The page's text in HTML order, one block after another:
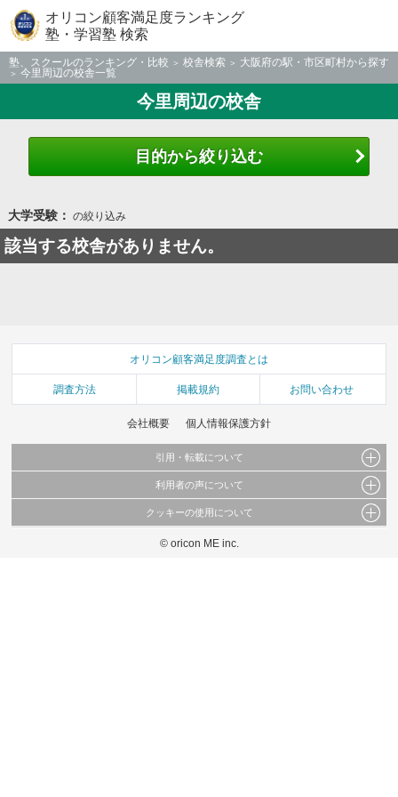
オリコン顧客満足度ランキング
塾・学習塾 検索
塾、スクールのランキング・比較 校舎検索
大阪府の駅・市区町村から探す
今里周辺の校舎一覧
今里周辺の校舎
目的から絞り込む
大学受験： の絞り込み
該当する校舎がありません。
オリコン顧客満足度調査とは
調査方法 掲載規約 お問い合わせ
会社概要 個人情報保護方針
引用・転載について
当サイトで公開されている情報（文字、写真、イラスト、画像データ等）及びこれらの配
これらの情報を権利者の許可なく無断転載・複製などの二次利用を行うことは固く禁じて
利用者の声について
当サイトに掲載している内容はすべてサービスの利用者が提出された見解・感想です。
弊社の見解・ 意見ではないことをご理解いただいた上でご覧ください。
クッキーの使用について
このサイトでは Cookie を使用して、ユーザーに合わせたコンテンツや広告の表示、ソー
© oricon ME inc.